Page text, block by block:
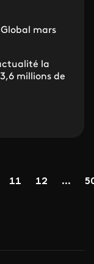
mars
la
millions de
Page
11 Page
12 ...